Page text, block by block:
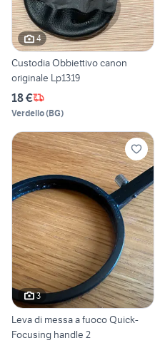
4
Custodia Obbiettivo canon
originale Lp1319
18 €
Verdello(BG)
3
Leva di messa a fuoco Quick-
Focusing handle 2